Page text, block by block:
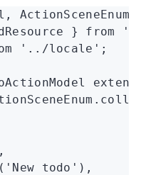
,
ActionSceneEnum
} from
'../locale' ;
extends
,
( 'New todo' ) ,